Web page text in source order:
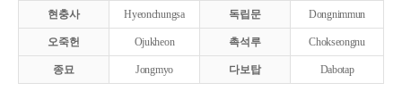
현충사 Hyeonchungsa 독립문 Dongnimmun
오죽헌 Ojukheon 촉석루 Chokseongnu
종묘 Jongmyo 다보탑 Dabotap